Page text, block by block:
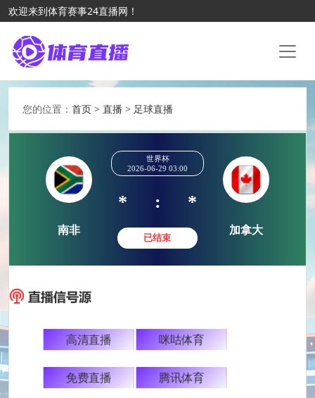
欢迎来到体育赛事24直播网！
您的位置： 首页 > 直播 > 足球直播
2026-06-29 03:00
* :
加拿
高清直播 咪咕体育
免费直播 腾讯体育